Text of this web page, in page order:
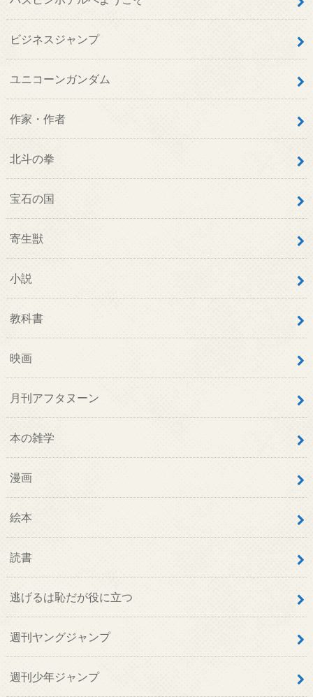
ビジネスジャンプ
ユニコーンガンダム
作家・作者
北斗の拳
宝石の国
寄生獣
小説
教科書
映画
月刊アフタヌーン
本の雑学
漫画
絵本
読書
逃げるは恥だが役に立つ
週刊ヤングジャンプ
週刊少年ジャンプ